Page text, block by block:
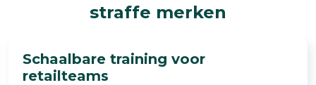
straffe merken
Schaalbare training voor
retailteams